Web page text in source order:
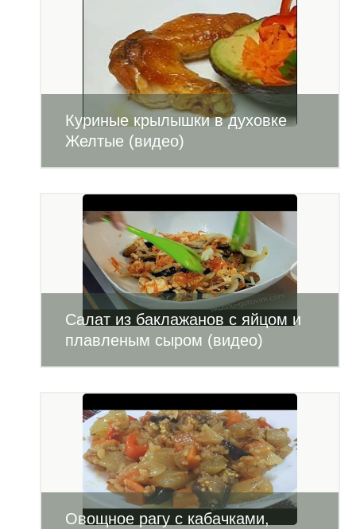
Куриные крылышки в духовке
Желтые (видео)
Салат из баклажанов с яйцом и
плавленым сыром (видео)
Овощное рагу с кабачками,